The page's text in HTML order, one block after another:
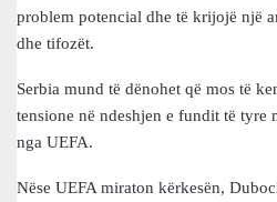
problem potencial dhe të krijojë një
dhe tifozët.
Serbia mund të dënohet që mos të
tensione në ndeshjen e fundit të tyre
nga UEFA.
Nëse UEFA miraton kërkesën,